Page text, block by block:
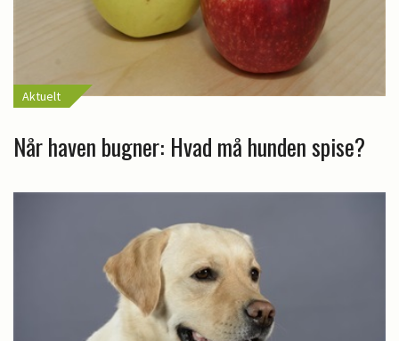
Aktuelt
Når haven bugner: Hvad må hunden spise?